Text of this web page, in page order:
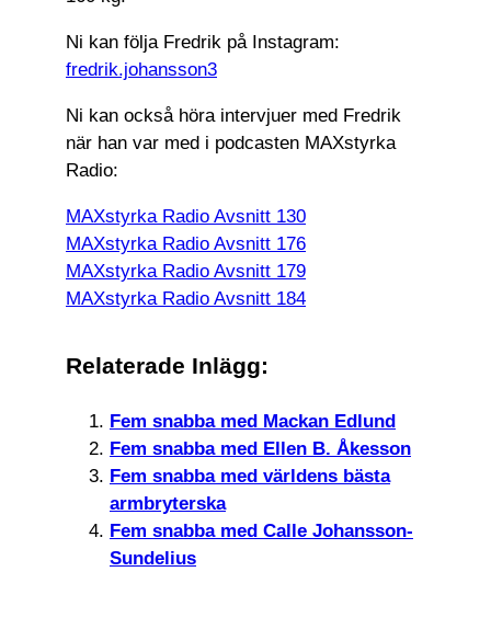
Ni kan följa Fredrik på Instagram:
fredrik.johansson3
Ni kan också höra intervjuer med Fredrik
när han var med i podcasten MAXstyrka
Radio:
MAXstyrka Radio Avsnitt 130
MAXstyrka Radio Avsnitt 176
MAXstyrka Radio Avsnitt 179
MAXstyrka Radio Avsnitt 184
Relaterade Inlägg:
Fem snabba med Mackan Edlund
Fem snabba med Ellen B. Åkesson
Fem snabba med världens bästa
armbryterska
Fem snabba med Calle Johansson-
Sundelius